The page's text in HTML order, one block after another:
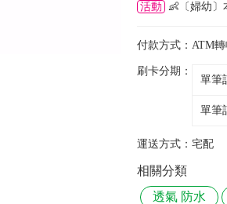
活動 👶〔婦幼〕
付款方式： ATM
刷卡分期：
單筆
單筆
運送方式： 宅配
相關分類
透氣 防水